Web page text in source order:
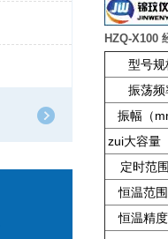
HZQ-X100
型号规
振荡频
振幅（
zui大容量
定时范
恒温范
恒温精